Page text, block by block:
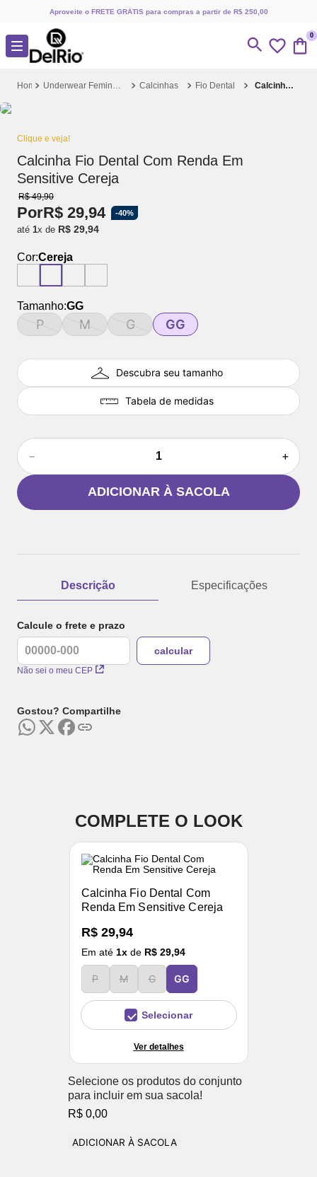
Aproveite o FRETE GRÁTIS para compras a partir de R$ 250,00
0
Underwear Feminino Calcinhas Fio Dental Calcinha Fio Dental Com Renda Em Sensitive Cereja
Clique e veja!
Calcinha Fio Dental Com Renda Em
Sensitive Cereja
R$ 49,90
PorR$ 29,94 -40%
até 1x de R$ 29,94
Cor:Cereja
Tamanho:GG
P M G GG
Descubra seu tamanho
Tabela de medidas
＋
－
ADICIONAR À SACOLA
Descrição Especificações
Calcule o frete e prazo
Não sei o meu CEP
Gostou? Compartilhe
COMPLETE O LOOK
Calcinha Fio Dental Com
Renda Em Sensitive Cereja
R$ 29,94
Em até 1x de R$ 29,94
P M G GG
Selecionar
Ver detalhes
Selecione os produtos do conjunto
para incluir em sua sacola!
R$ 0,00
ADICIONAR À SACOLA